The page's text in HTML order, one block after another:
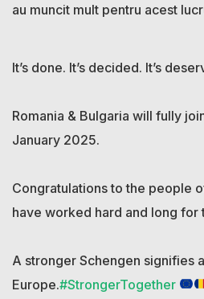
au muncit mult pentru acest
It’s done. It’s decided. It’s
Romania & Bulgaria will fully
January 2025.
Congratulations to the people
have worked hard and long for
A stronger Schengen signifies
Europe.#StrongerTogether